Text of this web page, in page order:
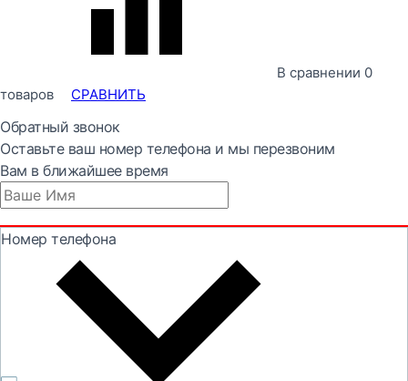
В сравнении 0
товаров
СРАВНИТЬ
Обратный звонок
Оставьте ваш номер телефона и мы перезвоним
Вам в ближайшее время
Номер телефона